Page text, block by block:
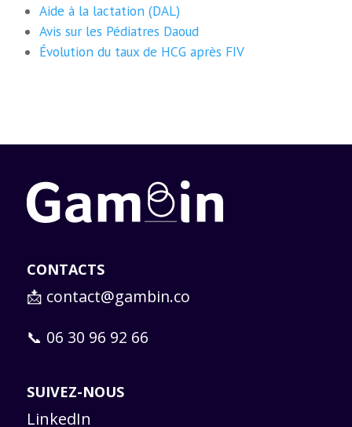
Aide à la lactation (DAL)
Avis sur les Pédiatres Daoud
Évolution du taux de HCG après FIV
CONTACTS
📩 contact@gambin.co
📞 06 30 96 92 66
SUIVEZ-NOUS
LinkedIn